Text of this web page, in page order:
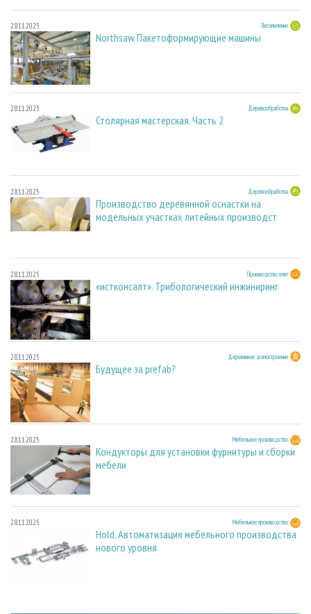
28.11.2025 Лесопиление
Northsaw. Пакетоформирующие машины
28.11.2025 Деревообработка
Столярная мастерская. Часть 2
28.11.2025 Деревообработка
Производство деревянной оснастки на
модельных участках литейных производст
28.11.2025 Производство плит
«истконсалт». Трибологический инжиниринг
28.11.2025 Деревянное домостроение
Будущее за prefab?
28.11.2025 Мебельное производство
Кондукторы для установки фурнитуры и сборки
мебели
28.11.2025 Мебельное производство
Hold. Автоматизация мебельного производства
нового уровня